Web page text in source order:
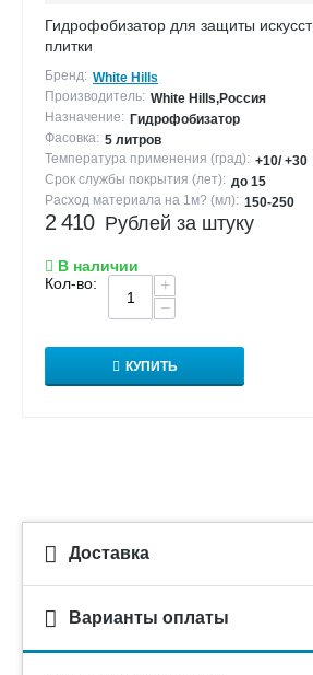
Гидрофобизатор для защиты
плитки
Бренд: White Hills
Производитель: White Hills,Россия
Назначение: Гидрофобизатор
Фасовка: 5 литров
Температура применения (град): +10/ +30
Срок службы покрытия (лет): до 15
Расход материала на 1м? (мл): 150-250
2 410 Рублей за штуку
В наличии
Кол-во:
+
−
КУПИТЬ
Доставка
Варианты оплаты